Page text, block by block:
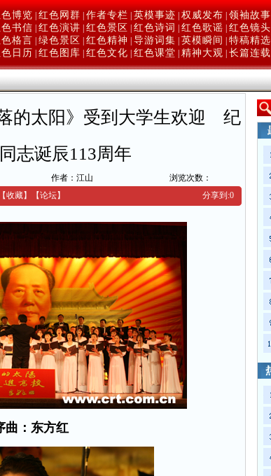
博览 红色网群 作者专栏 英模事迹 权威发布 领袖故事
书信 红色演讲 红色景区 红色诗词 红色歌谣 红色镜头
格言 绿色景区 红色精神 导游词集 英模瞬间 特稿精选
日历
红色图库 红色文化 红色课堂 精神大观 长篇连载
的太阳》受到大学生欢迎 纪
志诞辰113周年
作者：江山
浏览次数：
收藏】
【论坛】 分享到:0
曲：东方红